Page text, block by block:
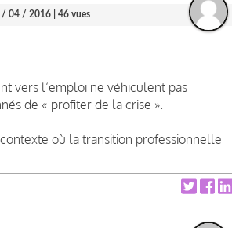
/ 04 / 2016 | 46 vues
vers l’emploi ne véhiculent pas
de « profiter de la crise ».
où la transition professionnelle